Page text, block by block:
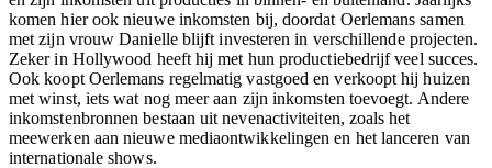
komen hier ook nieuwe inkomsten bij, doordat Oerlemans samen
met zijn vrouw Danielle blijft investeren in verschillende projecten.
Zeker in Hollywood heeft hij met hun productiebedrijf veel succes.
Ook koopt Oerlemans regelmatig vastgoed en verkoopt hij huizen
met winst, iets wat nog meer aan zijn inkomsten toevoegt. Andere
inkomstenbronnen bestaan uit nevenactiviteiten, zoals het
meewerken aan nieuwe mediaontwikkelingen en het lanceren van
internationale shows.